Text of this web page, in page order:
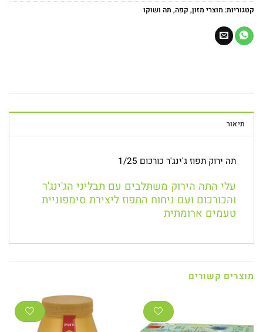
קטגוריות:מוצרי מזון, קפה, תה ושוקו
תיאור
תה ירוק תפוז ג'ינג'ר כורכום 1/25
עלי התה הירוק משתלבים עם תבליני הג'ינג'ר
והכורכום ועם ניחוח התפוז ליצירת סימפוניית
טעמים ארומתית
מוצרים קשורים